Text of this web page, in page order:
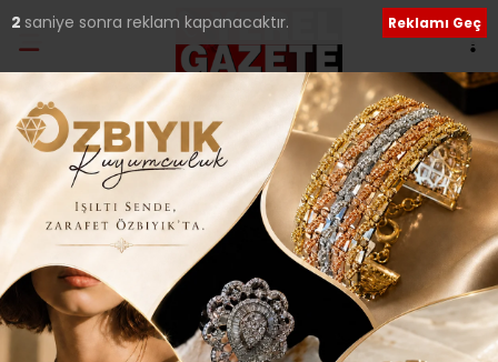
Ana Sayfa›Genel
TURNUVALARLA YOGA
SPORUNUN BİLİNİRLİĞİ
1 saniye sonra reklam kapanacaktır. Reklamı Geç